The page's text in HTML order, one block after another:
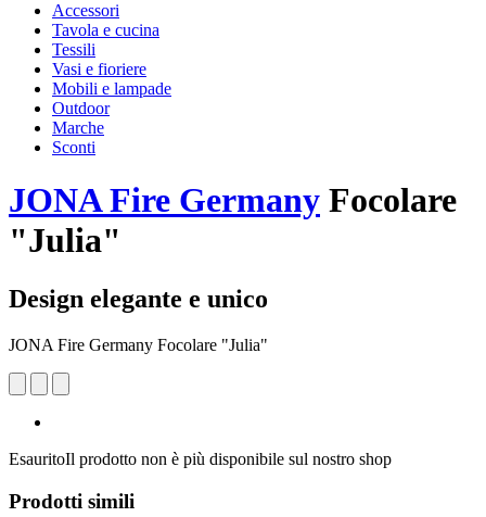
Accessori
Tavola e cucina
Tessili
Vasi e fioriere
Mobili e lampade
Outdoor
Marche
Sconti
JONA Fire Germany Focolare
"Julia"
Design elegante e unico
JONA Fire Germany Focolare "Julia"
EsauritoIl prodotto non è più disponibile sul nostro shop
Prodotti simili